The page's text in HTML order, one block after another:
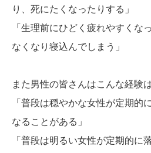
り、死にたくなったりする」
「生理前にひどく疲れやすくな
なくなり寝込んでしまう」
また男性の皆さんはこんな経験
「普段は穏やかな女性が定期的
なることがある」
「普段は明るい女性が定期的に